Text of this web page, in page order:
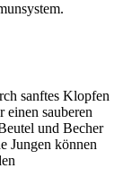
sanftes Klopfen
einen sauberen
und Becher
Jungen können